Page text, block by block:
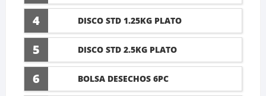
4 DISCO STD 1.25KG PLATO
5 DISCO STD 2.5KG PLATO
6 BOLSA DESECHOS 6PC